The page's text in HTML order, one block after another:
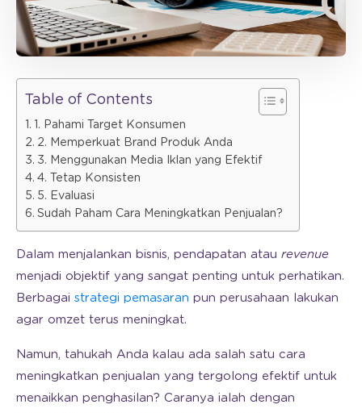
Table of Contents
1. Pahami Target Konsumen
2. Memperkuat Brand Produk Anda
3. Menggunakan Media Iklan yang Efektif
4. Tetap Konsisten
5. Evaluasi
Sudah Paham Cara Meningkatkan Penjualan?
Dalam menjalankan bisnis, pendapatan atau revenue
menjadi objektif yang sangat penting untuk perhatikan.
Berbagai strategi pemasaran pun perusahaan lakukan
agar omzet terus meningkat.
Namun, tahukah Anda kalau ada salah satu cara
meningkatkan penjualan yang tergolong efektif untuk
menaikkan penghasilan? Caranya ialah dengan